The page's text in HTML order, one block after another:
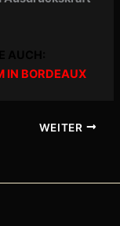
IN BORDEAUX
WEITER